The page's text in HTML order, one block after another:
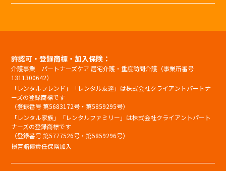
許認可・登録商標・加入保険：
介護事業 パートナーズケア 居宅介護・重度訪問介護（事業所番号
1311300642）
「レンタルフレンド」「レンタル友達」は株式会社クライアントパートナ
ーズの登録商標です
（登録番号 第5683172号・第5859295号）
「レンタル家族」「レンタルファミリー」は株式会社クライアントパート
ナーズの登録商標です
（登録番号 第5777526号・第5859296号）
損害賠償責任保険加入